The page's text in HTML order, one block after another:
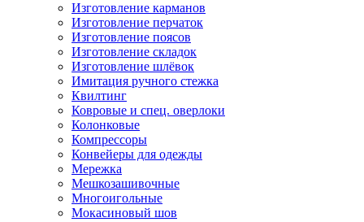
Изготовление карманов
Изготовление перчаток
Изготовление поясов
Изготовление складок
Изготовление шлёвок
Имитация ручного стежка
Квилтинг
Ковровые и спец. оверлоки
Колонковые
Компрессоры
Конвейеры для одежды
Мережка
Мешкозашивочные
Многоигольные
Мокасиновый шов